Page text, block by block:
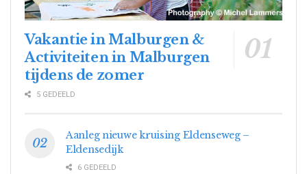
Vakantie in Malburgen &
Activiteiten in Malburgen
tijdens de zomer
5 GEDEELD
Aanleg nieuwe kruising Eldenseweg –
Eldensedijk
6 GEDEELD